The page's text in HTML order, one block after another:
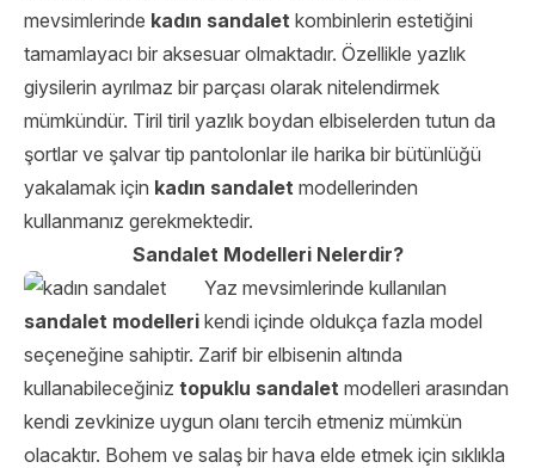
mevsimlerinde kadın sandalet kombinlerin estetiğini
tamamlayacı bir aksesuar olmaktadır. Özellikle yazlık
giysilerin ayrılmaz bir parçası olarak nitelendirmek
mümkündür. Tiril tiril yazlık boydan elbiselerden tutun da
şortlar ve şalvar tip pantolonlar ile harika bir bütünlüğü
yakalamak için kadın sandalet modellerinden
kullanmanız gerekmektedir.
Sandalet Modelleri Nelerdir?
Yaz mevsimlerinde kullanılan
sandalet modelleri kendi içinde oldukça fazla model
seçeneğine sahiptir. Zarif bir elbisenin altında
kullanabileceğiniz topuklu sandalet modelleri arasından
kendi zevkinize uygun olanı tercih etmeniz mümkün
olacaktır. Bohem ve salaş bir hava elde etmek için sıklıkla